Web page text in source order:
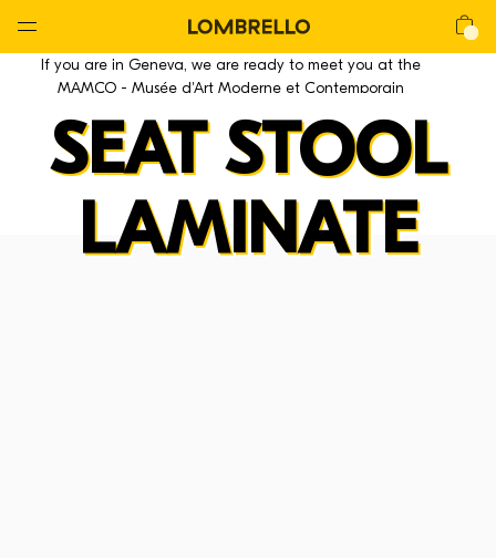
Nav
Open
Menu
Lombrello
If you are in Geneva, we are ready to meet you at the
MAMCO - Musée d'Art Moderne et Contemporain
SEAT STOOL
LAMINATE
La CHAIR
La Chair